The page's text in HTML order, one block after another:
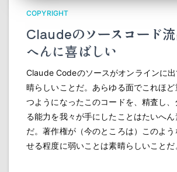
COPYRIGHT
Claudeのソースコード
へんに喜ばしい
Claude Codeのソースがオンラインに
晴らしいことだ。あらゆる面でこれほ
つようになったこのコードを、精査し
る能力を我々が手にしたことはたいへん
だ。著作権が（今のところは）このよう
せる程度に弱いことは素晴らしいことだ